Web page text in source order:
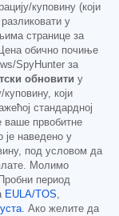
куповину (који
у
странице за
обично почиње
SpyHunter за
обновити у
који
стандардној
ваше првобитне
је наведено у
под условом да
Молимо
период
EULA/TOS,
. Ако желите да